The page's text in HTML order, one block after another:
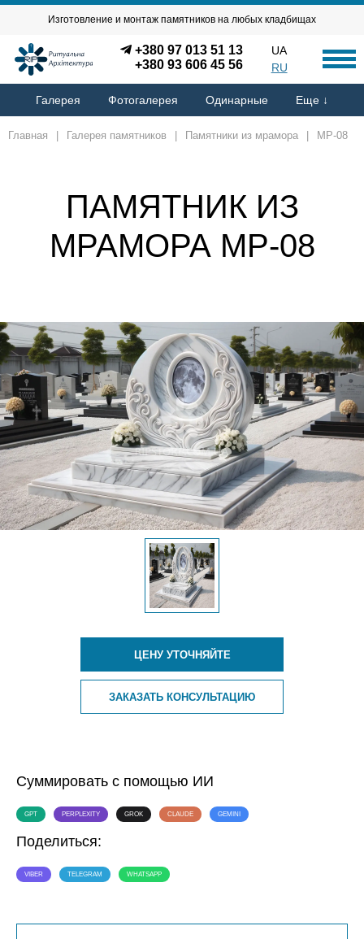
Изготовление и монтаж памятников на любых кладбищах
+380 97 013 51 13
+380 93 606 45 56
UA
RU
Галерея Фотогалерея Одинарные Еще ↓
Главная Галерея памятников Памятники из мрамора MP-08
ПАМЯТНИК ИЗ
МРАМОРА MP-08
ЦЕНУ УТОЧНЯЙТЕ
ЗАКАЗАТЬ КОНСУЛЬТАЦИЮ
Суммировать с помощью ИИ
GPT PERPLEXITY GROK CLAUDE GEMINI
Поделиться:
VIBER TELEGRAM WHATSAPP